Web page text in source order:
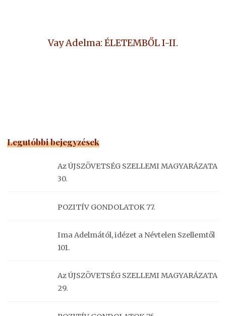
Vay Adelma: ÉLETEMBŐL I-II.
Legutóbbi bejegyzések
Az ÚJSZÖVETSÉG SZELLEMI MAGYARÁZATA
30.
POZITÍV GONDOLATOK 77.
Ima Adelmától, idézet a Névtelen Szellemtől
101.
Az ÚJSZÖVETSÉG SZELLEMI MAGYARÁZATA
29.